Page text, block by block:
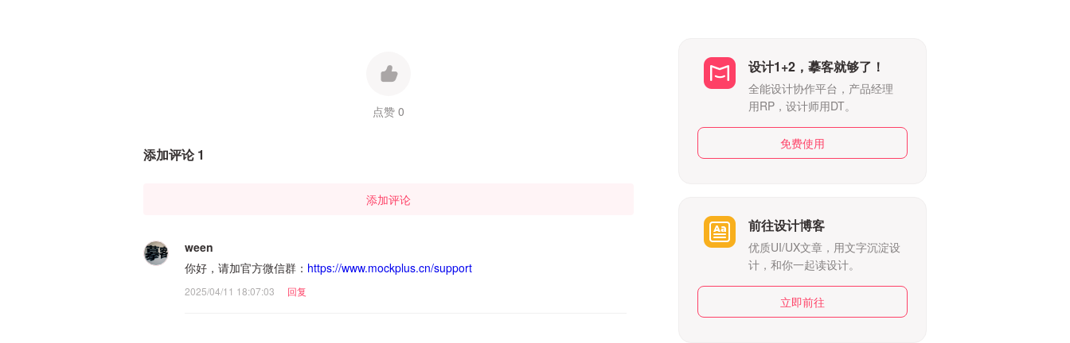
设计1+2，摹客就够了！
全能设计协作平台，产品经理
用RP，设计师用DT。
免费使用
前往设计博客
优质UI/UX文章，用文字沉淀设
计，和你一起读设计。
立即前往
点赞 0
添加评论 1
添加评论
ween
你好，请加官方微信群： https://www.mockplus.cn/support
2025/04/11 18:07:03 回复